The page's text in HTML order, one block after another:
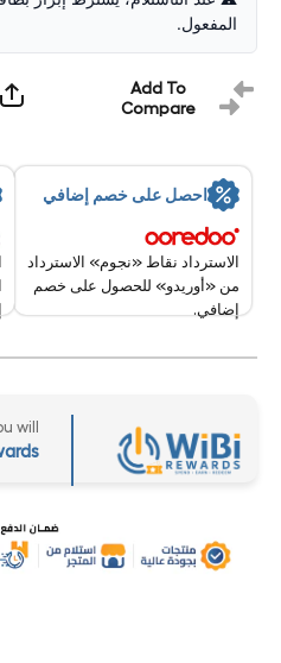
Gen
Glass
Protector
Gen
Tempered-
Glass
Protector
المفعول.
Add To
Compare
احصل على خصم إضافي
الاسترداد نقاط «نجوم» الاسترداد
من «أوريدو» للحصول على خصم
إضافي.
will